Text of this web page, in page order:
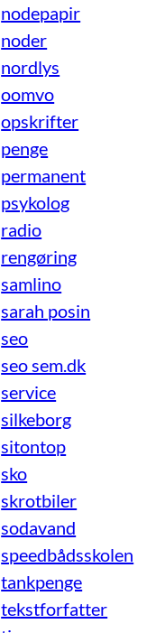
nodepapir
noder
nordlys
oomvo
opskrifter
penge
permanent
psykolog
radio
rengøring
samlino
sarah posin
seo
seo sem.dk
service
silkeborg
sitontop
sko
skrotbiler
sodavand
speedbådsskolen
tankpenge
tekstforfatter